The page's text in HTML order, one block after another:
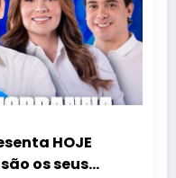
HOJE
os seus